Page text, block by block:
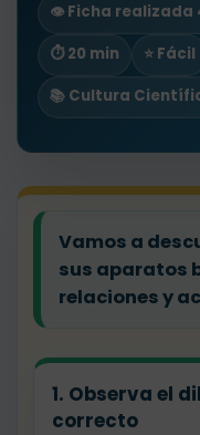
👁️ Ficha realizada
⏱ 20 min
⭐ Fácil
📚 Cultura
Vamos a
sus aparatos
relaciones y
1. Observa el
correcto